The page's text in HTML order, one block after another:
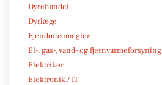
Dyrehandel
Dyrlæge
Ejendomsmægler
El-, gas-, vand- og fjernvarmeforsyning
Elektriker
Elektronik / IT